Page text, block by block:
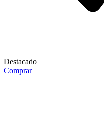
Destacado
Comprar